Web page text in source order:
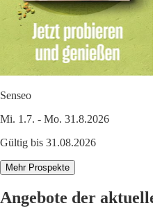
Senseo
Mi. 1.7. - Mo. 31.8.2026
Gültig bis 31.08.2026
Mehr Prospekte
Angebote der